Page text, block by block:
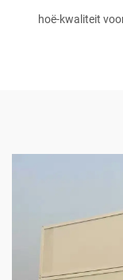
hoë-kwaliteit